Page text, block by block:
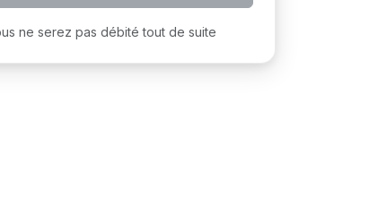
ne serez pas débité tout de suite